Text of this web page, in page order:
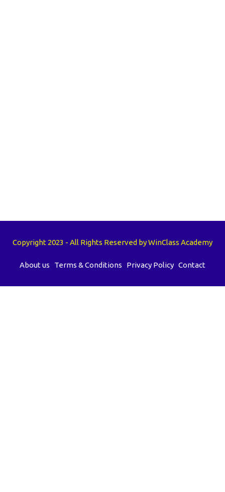
Copyright 2023 - All Rights Reserved by WinClass Academy
About us Terms & Conditions Privacy Policy Contact